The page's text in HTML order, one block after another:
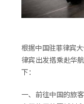
根据中国驻菲律宾
律宾出发搭乘赴华
下：
一、前往中国的旅